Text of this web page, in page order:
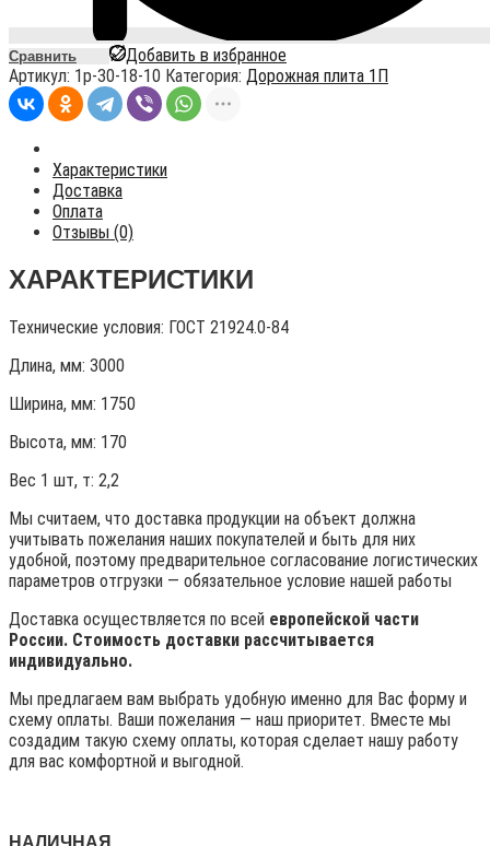
Сравнить
Добавить в избранное
Артикул: 1p-30-18-10 Категория: Дорожная плита 1П
Характеристики
Доставка
Оплата
Отзывы (0)
ХАРАКТЕРИСТИКИ
Технические условия: ГОСТ 21924.0-84
Длина, мм: 3000
Ширина, мм: 1750
Высота, мм: 170
Вес 1 шт, т: 2,2
Мы считаем, что доставка продукции на объект должна
учитывать пожелания наших покупателей и быть для них
удобной, поэтому предварительное согласование логистических
параметров отгрузки — обязательное условие нашей работы
Доставка осуществляется по всей европейской части
России. Стоимость доставки рассчитывается
индивидуально.
Мы предлагаем вам выбрать удобную именно для Вас форму и
схему оплаты. Ваши пожелания — наш приоритет. Вместе мы
создадим такую схему оплаты, которая сделает нашу работу
для вас комфортной и выгодной.